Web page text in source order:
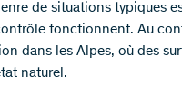
de situations typiques
fonctionnent. Au
dans les Alpes, où des
naturel.